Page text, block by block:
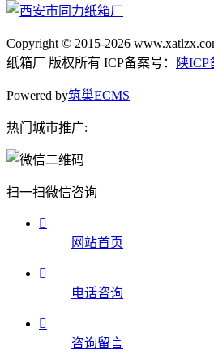
Copyright © 2015-2026
纸箱厂 版权所有 ICP备案号：
陕ICP
Powered by筑巢ECMS
热门城市推广:
扫一扫微信咨询

网站首页

电话咨询

咨询留言